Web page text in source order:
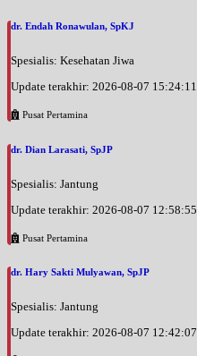
dr. Endah Ronawulan, SpKJ
Spesialis: Kesehatan Jiwa
Update terakhir: 2026-08-07 15:24:11
Pusat Pertamina
dr. Dian Larasati, SpJP
Spesialis: Jantung
Update terakhir: 2026-08-07 12:58:55
Pusat Pertamina
dr. Hary Sakti Mulyawan, SpJP
Spesialis: Jantung
Update terakhir: 2026-08-07 12:42:07